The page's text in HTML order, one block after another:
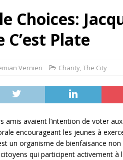
[ August 3, 2026 ]
Homegrown
[ August 2, 2026 ]
Recipe for Korean
Choices:
C’est Plate
Vernieri Charity,The City
amis avaient l’intention de voter
encourageant les jeunes à
un organisme de bienfaisance
qui participent activement